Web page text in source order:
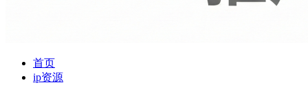
首页
ip资源